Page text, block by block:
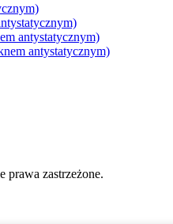
antystatycznym)
antystatycznym)
zastrzeżone.